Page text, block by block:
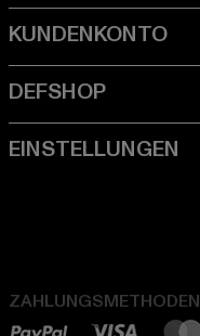
ZAHLUNGSMETHODEN